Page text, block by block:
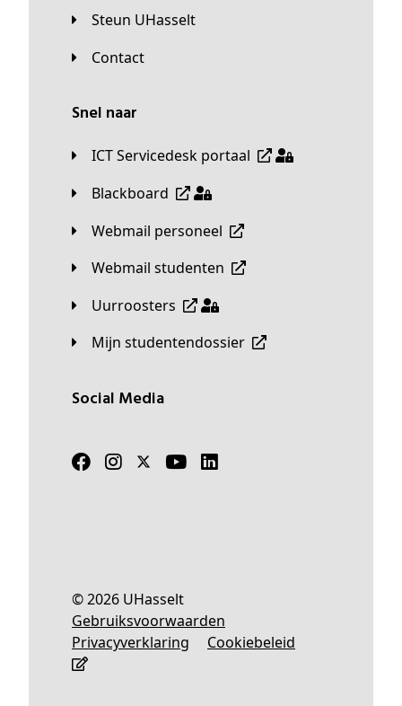
Steun UHasselt
Contact
Snel naar
ICT Servicedesk portaal
Blackboard
Webmail personeel
Webmail studenten
Uurroosters
Mijn studentendossier
Social Media
© 2026 UHasselt
Gebruiksvoorwaarden
Privacyverklaring
Cookiebeleid